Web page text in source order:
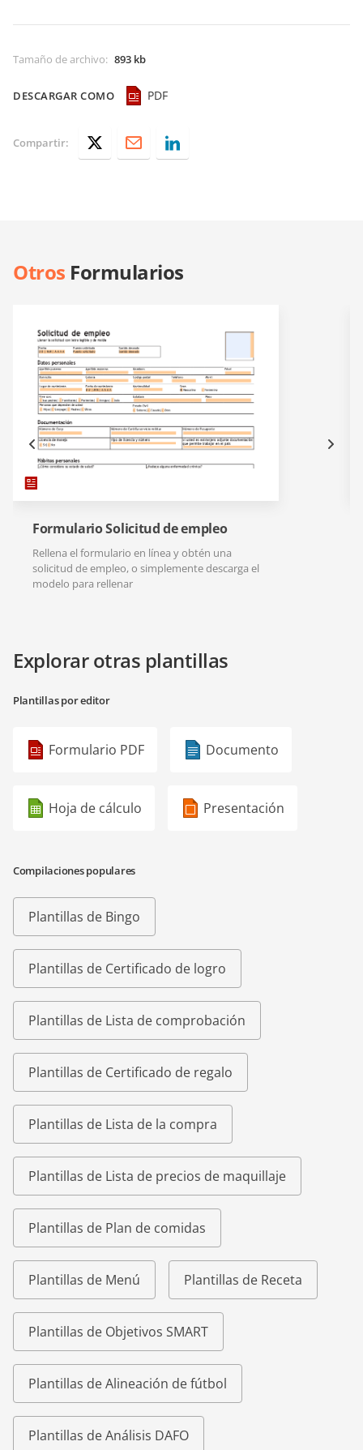
Tamaño de archivo: 893 kb
DESCARGAR COMO PDF
Compartir:
Otros Formularios
Formulario Solicitud de empleo
Rellena el formulario en línea y obtén una
solicitud de empleo, o simplemente descarga el
modelo para rellenar
Explorar otras plantillas
Plantillas por editor
Formulario PDF Documento
Hoja de cálculo Presentación
Compilaciones populares
Plantillas de Bingo
Plantillas de Certificado de logro
Plantillas de Lista de comprobación
Plantillas de Certificado de regalo
Plantillas de Lista de la compra
Plantillas de Lista de precios de maquillaje
Plantillas de Plan de comidas
Plantillas de Menú Plantillas de Receta
Plantillas de Objetivos SMART
Plantillas de Alineación de fútbol
Plantillas de Análisis DAFO